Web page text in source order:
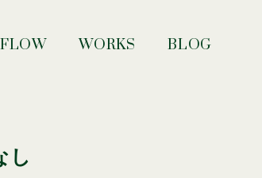
FLOW WORKS BLOG
し